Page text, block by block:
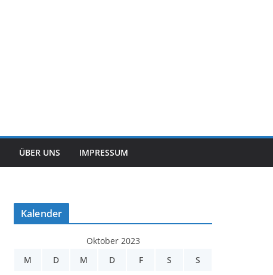
ÜBER UNS IMPRESSUM
Kalender
Oktober 2023
M
D M D F S S